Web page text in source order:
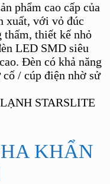
phẩm cao cấp của
xuất, với vỏ đúc
thấm, thiết kế nhỏ
LED SMD siêu
Đèn có khả năng
/ cúp điện nhờ sử
KHẨN